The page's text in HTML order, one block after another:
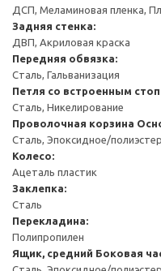
ДСП, Меламиновая пленка,
Задняя стенка:
ДВП, Акриловая краска
Передняя обвязка:
Сталь, Гальванизация
Петля со встроенным
Сталь, Никелирование
Проволочная корзина
Сталь, Эпоксидное/
Колесо:
Ацеталь пластик
Заклепка:
Сталь
Перекладина:
Полипропилен
Ящик, средний Боковая